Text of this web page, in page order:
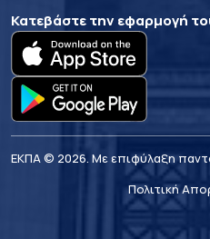
Κατεβάστε την εφαρμογή
ΕΚΠΑ © 2026. Με επιφύλαξη
Πολιτική